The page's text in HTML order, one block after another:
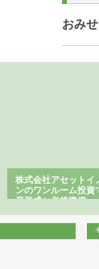
おみ
株式会社アセットイ
ンのワンルーム投資
産形成と老後準備